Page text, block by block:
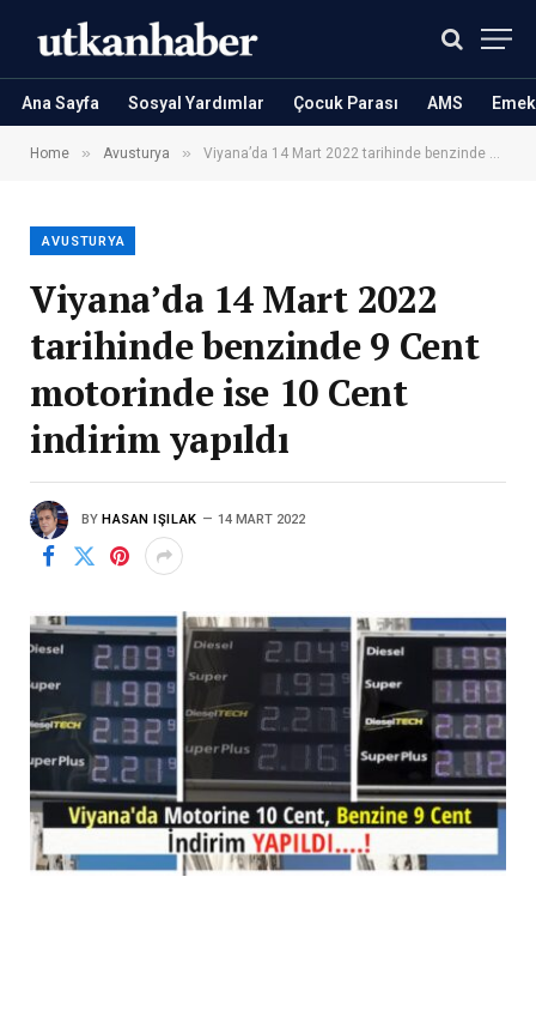
Ana Sayfa Sosyal Yardımlar Çocuk Parası AMS
Home » Avusturya » Viyana’da 14 Mart 2022 tarihinde benzinde 9 Cent motorinde ise 10 Cent indirim yapıldı
AVUSTURYA
Viyana’da 14 Mart 2022
tarihinde benzinde 9 Cent
motorinde ise 10 Cent
indirim yapıldı
BY HASAN IŞILAK 14 MART 2022